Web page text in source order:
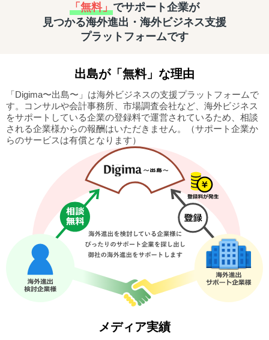
「無料」 でサポート企業が
見つかる海外進出・海外ビジネス支援
プラットフォームです
出島が「無料」な理由
「Digima〜出島〜」は海外ビジネスの支援プラットフォームで
す。
コンサルや会計事務所、市場調査会社など、海外ビジネス
をサポートしている企業の登録料で運営されているため、相談
される企業様からの報酬はいただきません。
（サポート企業か
らのサービスは有償となります）
メディア実績